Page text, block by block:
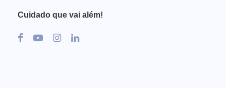
Cuidado que vai além!